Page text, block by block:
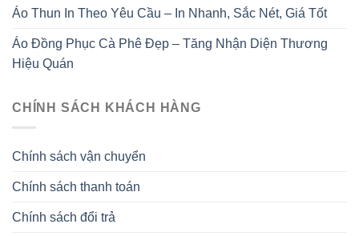
Áo Thun In Theo Yêu Cầu – In Nhanh, Sắc Nét, Giá Tốt
Áo Đồng Phục Cà Phê Đẹp – Tăng Nhận Diện Thương
Hiệu Quán
CHÍNH SÁCH KHÁCH HÀNG
Chính sách vận chuyển
Chính sách thanh toán
Chính sách đổi trả